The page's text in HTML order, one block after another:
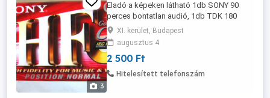
3
Eladó a képeken látható 1db SONY 90
perces bontatlan audió, 1db TDK 180
perces bontatlan VHS videó és 1db TDK
195+15 perces bontatlan VHS videó
kazetta 2500 Ft/darab áron. Személyes
átvétellel a 11. kerületben. Telefon .
XI. kerület, Budapest
augusztus 4
2 500 Ft
Hitelesített telefonszám